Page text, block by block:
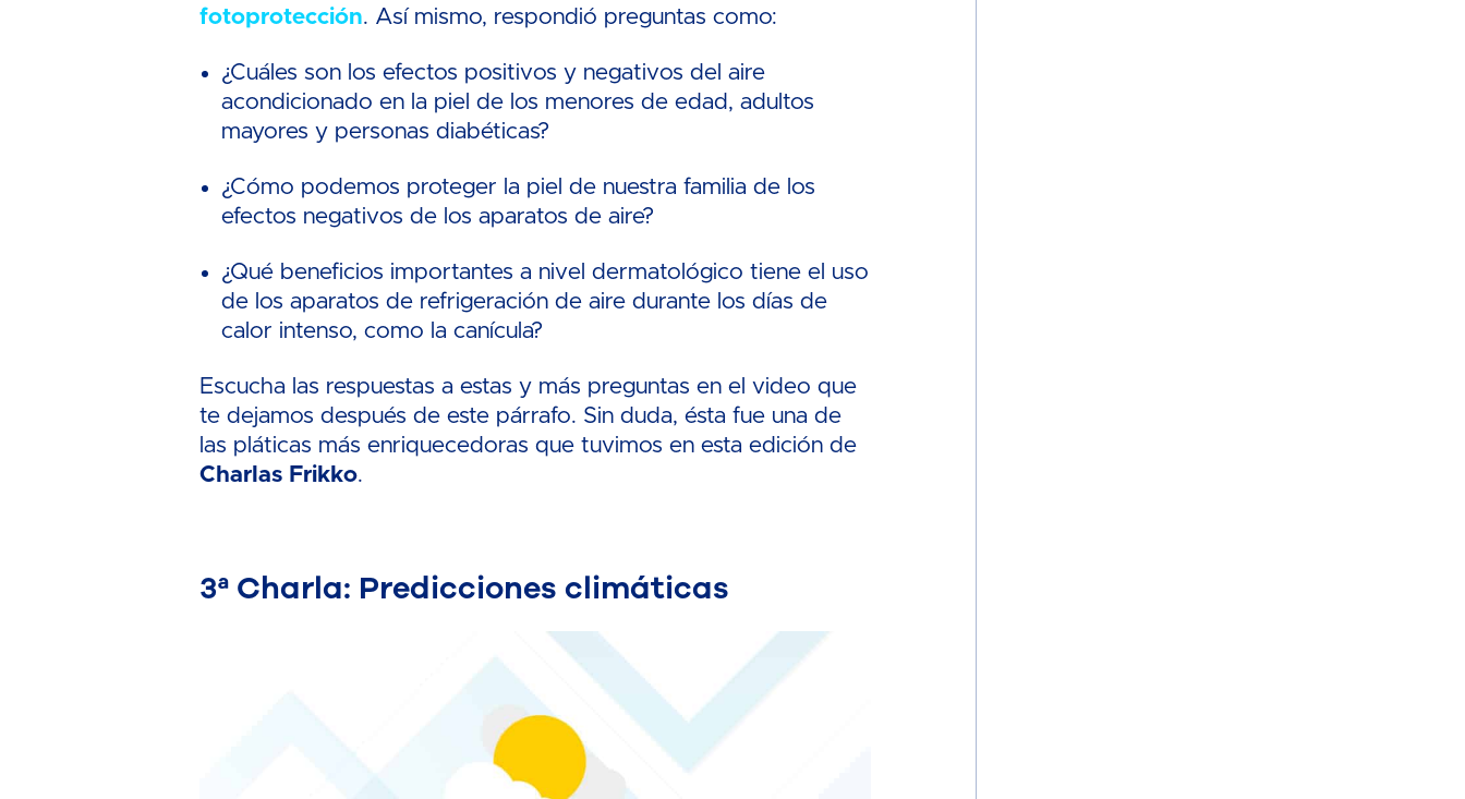
fotoprotección. Así mismo, respondió preguntas como:
¿Cuáles son los efectos positivos y negativos del aire
acondicionado en la piel de los menores de edad, adultos
mayores y personas diabéticas?
¿Cómo podemos proteger la piel de nuestra familia de los
efectos negativos de los aparatos de aire?
¿Qué beneficios importantes a nivel dermatológico tiene el uso
de los aparatos de refrigeración de aire durante los días de
calor intenso, como la canícula?
Escucha las respuestas a estas y más preguntas en el video que
te dejamos después de este párrafo. Sin duda, ésta fue una de
las pláticas más enriquecedoras que tuvimos en esta edición de
Charlas Frikko.
3ª Charla: Predicciones climáticas